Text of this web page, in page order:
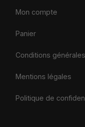
Mon compte
Panier
Conditions
Mentions légales
Politique de